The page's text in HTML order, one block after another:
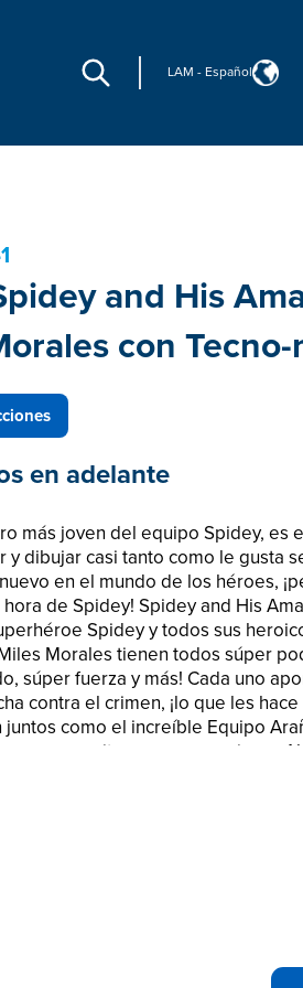
LAM - Español
and His
con
en adelante
más joven del equipo Spidey, es
y dibujar casi tanto como le gusta
en el mundo de los héroes,
hora de Spidey! Spidey and His
Spidey y todos sus
Morales tienen todos súper
súper fuerza y más! Cada uno
contra el crimen, ¡lo que les
juntos como el increíble Equipo
necesita una mano amiga...
las marcas registradas y de
inspirado en el popular programa